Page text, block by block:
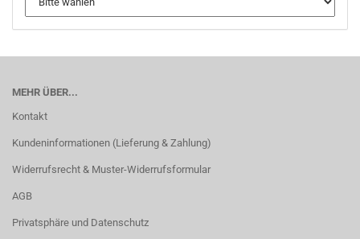
MEHR ÜBER...
Kontakt
Kundeninformationen (Lieferung & Zahlung)
Widerrufsrecht & Muster-Widerrufsformular
AGB
Privatsphäre und Datenschutz